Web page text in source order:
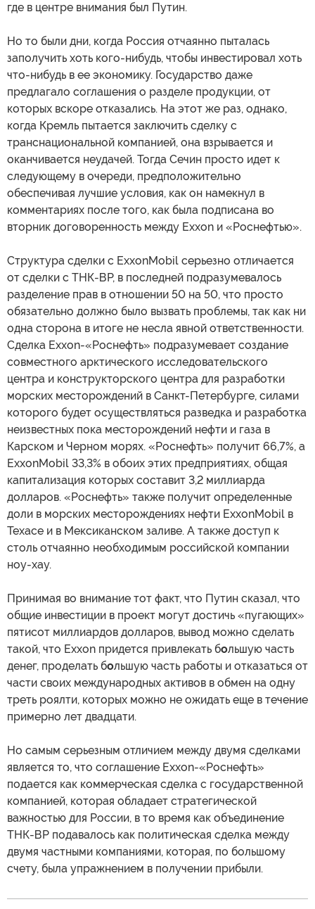
где в центре внимания был Путин.
Но то были дни, когда Россия отчаянно пыталась
заполучить хоть кого-нибудь, чтобы инвестировал хоть
что-нибудь в ее экономику. Государство даже
предлагало соглашения о разделе продукции, от
которых вскоре отказались. На этот же раз, однако,
когда Кремль пытается заключить сделку с
транснациональной компанией, она взрывается и
оканчивается неудачей. Тогда Сечин просто идет к
следующему в очереди, предположительно
обеспечивая лучшие условия, как он намекнул в
комментариях после того, как была подписана во
вторник договоренность между Exxon и «Роснефтью».
Структура сделки с ExxonMobil серьезно отличается
от сделки с ТНК-ВР, в последней подразумевалось
разделение прав в отношении 50 на 50, что просто
обязательно должно было вызвать проблемы, так как ни
одна сторона в итоге не несла явной ответственности.
Сделка Exxon-«Роснефть» подразумевает создание
совместного арктического исследовательского
центра и конструкторского центра для разработки
морских месторождений в Санкт-Петербурге, силами
которого будет осуществляться разведка и разработка
неизвестных пока месторождений нефти и газа в
Карском и Черном морях. «Роснефть» получит 66,7%, а
ExxonMobil 33,3% в обоих этих предприятиях, общая
капитализация которых составит 3,2 миллиарда
долларов. «Роснефть» также получит определенные
доли в морских месторождениях нефти ExxonMobil в
Техасе и в Мексиканском заливе. А также доступ к
столь отчаянно необходимым российской компании
ноу-хау.
Принимая во внимание тот факт, что Путин сказал, что
общие инвестиции в проект могут достичь «пугающих»
пятисот миллиардов долларов, вывод можно сделать
такой, что Exxon придется привлекать большую часть
денег, проделать большую часть работы и отказаться от
части своих международных активов в обмен на одну
треть роялти, которых можно не ожидать еще в течение
примерно лет двадцати.
Но самым серьезным отличием между двумя сделками
является то, что соглашение Exxon-«Роснефть»
подается как коммерческая сделка с государственной
компанией, которая обладает стратегической
важностью для России, в то время как объединение
ТНК-ВР подавалось как политическая сделка между
двумя частными компаниями, которая, по большому
счету, была упражнением в получении прибыли.